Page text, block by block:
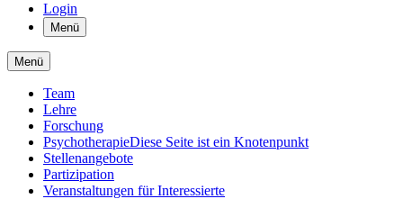
Login
Menü
Menü
Team
Lehre
Forschung
PsychotherapieDiese Seite ist ein Knotenpunkt
Stellenangebote
Partizipation
Veranstaltungen für Interessierte